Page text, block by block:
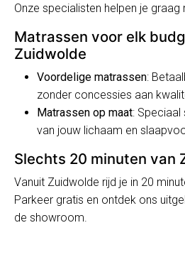
Onze specialisten helpen je graag
Matrassen voor elk
Zuidwolde
Voordelige matrassen:
zonder concessies aan
Matrassen op maat:
van jouw lichaam en
Slechts 20 minuten van
Vanuit Zuidwolde rijd je in 20
Parkeer gratis en ontdek ons
de showroom.